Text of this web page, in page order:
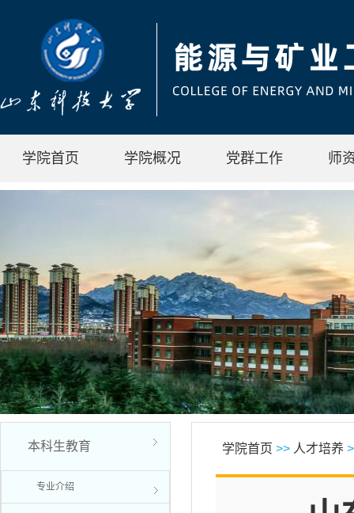
学院首页 学院概况 党群工作 师
本科生教育
专业介绍
学院首页 >> 人才培养